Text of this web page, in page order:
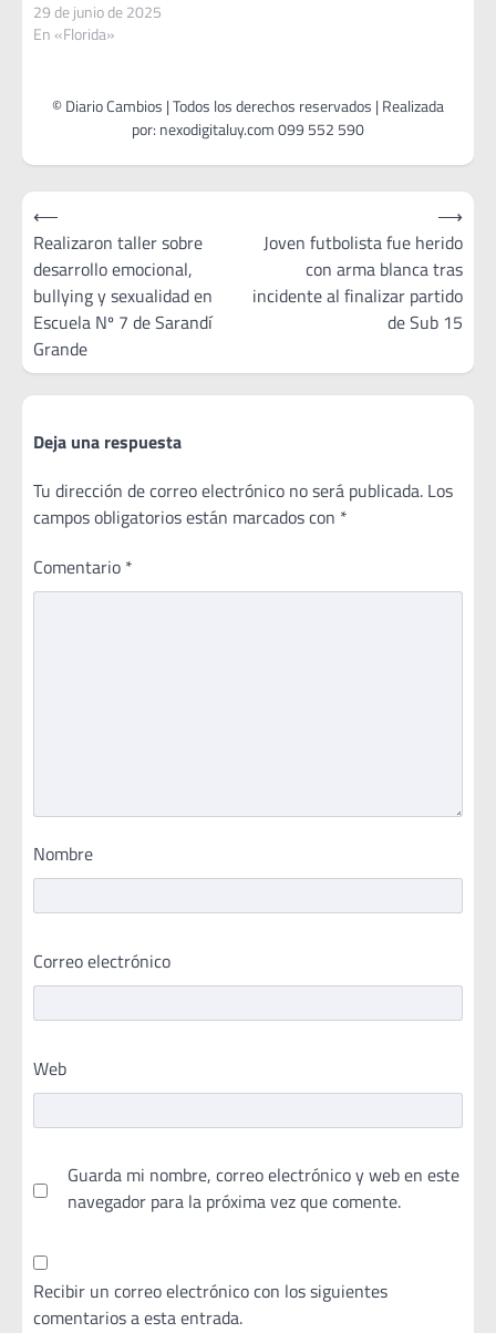
29 de junio de 2025
En «Florida»
Navegación
de
entradas
⟵
Realizaron taller sobre
desarrollo emocional,
bullying y sexualidad en
Escuela Nº 7 de Sarandí
Grande
Joven futbolista fue herido
con arma blanca tras
incidente al finalizar partido
de Sub 15
⟶
Deja una respuesta
Tu dirección de correo electrónico no será publicada. Los
campos obligatorios están marcados con *
Comentario *
Nombre
Correo electrónico
Web
Guarda mi nombre, correo electrónico y web en este
navegador para la próxima vez que comente.
Recibir un correo electrónico con los siguientes
comentarios a esta entrada.